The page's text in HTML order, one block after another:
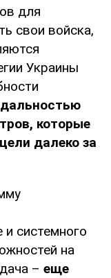
для
свои войска,
Украины
которые
далеко за
системного
на
– еще